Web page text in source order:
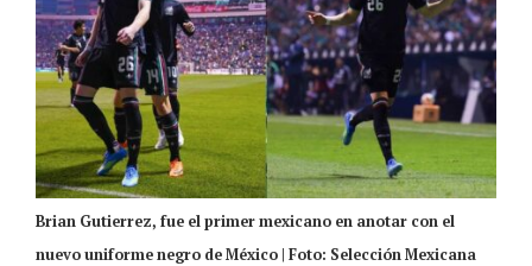
Brian Gutierrez, fue el primer mexicano en anotar con el
nuevo uniforme negro de México | Foto: Selección Mexicana